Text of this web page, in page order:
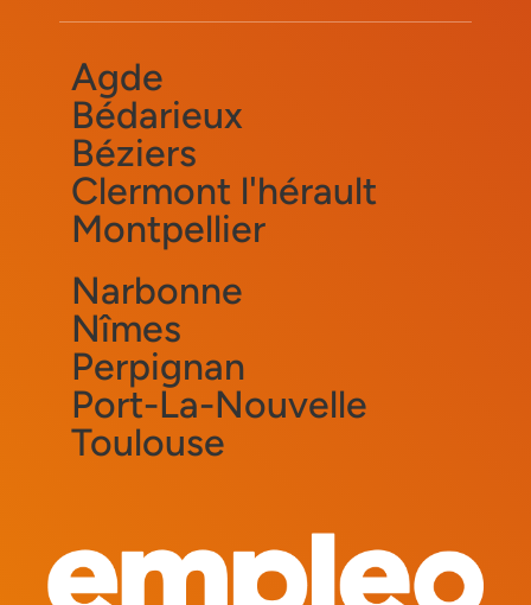
Agde
Bédarieux
Béziers
Clermont l'hérault
Montpellier
Narbonne
Nîmes
Perpignan
Port-La-Nouvelle
Toulouse